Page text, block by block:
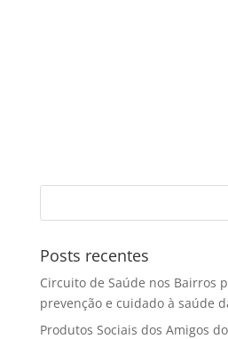
Posts recentes
Circuito de Saúde nos Bairros
prevenção e cuidado à saúde
Produtos Sociais dos Amigos